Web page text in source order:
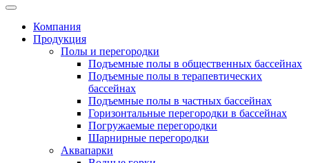
Компания
Продукция
Полы и перегородки
Подъемные полы в общественных бассейнах
Подъемные полы в терапевтических
бассейнах
Подъемные полы в частных бассейнах
Горизонтальные перегородки в бассейнах
Погружаемые перегородки
Шарнирные перегородки
Аквапарки